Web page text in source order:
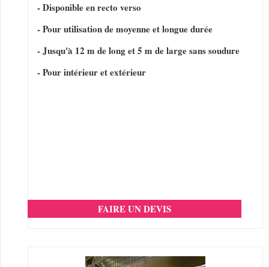
- Disponible en recto verso
- Pour utilisation de moyenne et longue durée
- Jusqu'à 12 m de long et 5 m de large sans soudure
- Pour intérieur et extérieur
FAIRE UN DEVIS